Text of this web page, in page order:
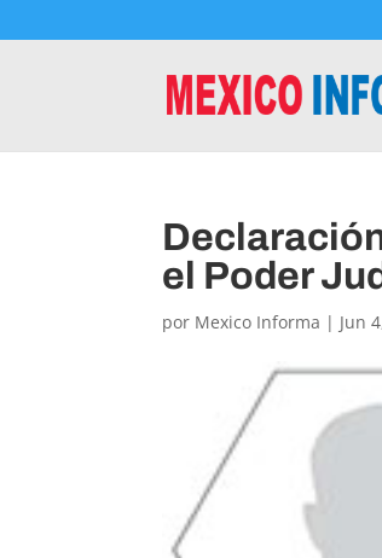
el Poder
por Mexico Informa | Jun